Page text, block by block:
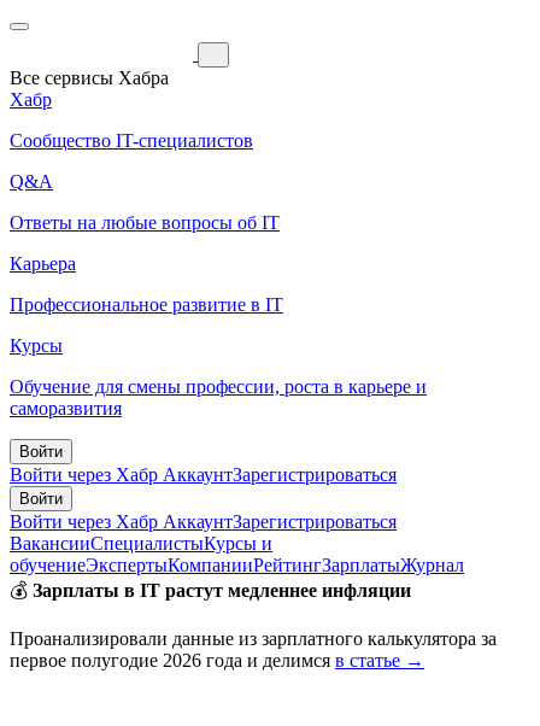
Все сервисы Хабра
Хабр
Сообщество IT-специалистов
Q&A
Ответы на любые вопросы об IT
Карьера
Профессиональное развитие в IT
Курсы
Обучение для смены профессии, роста в карьере и
саморазвития
Войти
Войти через Хабр АккаунтЗарегистрироваться
Войти
Войти через Хабр АккаунтЗарегистрироваться
ВакансииСпециалистыКурсы и
обучениеЭкспертыКомпанииРейтингЗарплатыЖурнал
💰 Зарплаты в IT растут медленнее инфляции
Проанализировали данные из зарплатного калькулятора за
первое полугодие 2026 года и делимся в статье →